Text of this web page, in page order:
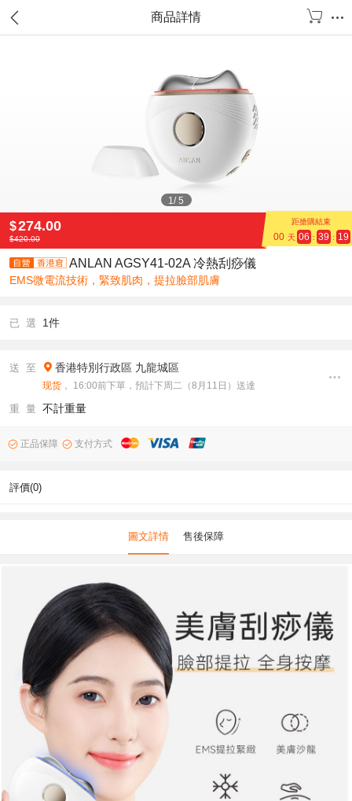
商品詳情
1/5
$274.00 距搶購結束
00 天 06 : 39 : 19
$420.00
ANLAN AGSY41-02A 冷熱刮痧儀
EMS微電流技術，緊致肌肉，提拉臉部肌膚
已 選 1件
送 至 香港特別行政區 九龍城區
现货 ， 16:00前下單，預計下周二（8月11日）送達
重 量 不計重量
正品保障 支付方式
評價(0)
圖文詳情 售後保障